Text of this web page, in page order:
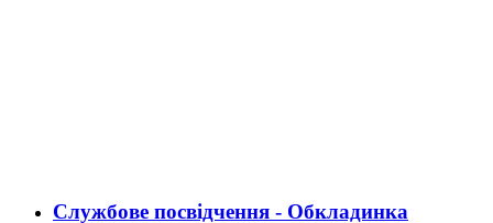
Службове посвідчення - Обкладинка